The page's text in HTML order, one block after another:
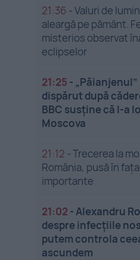
21:36 -Valuri de
aleargă pe pământ.
misterios observat
eclipselor
21:25 - „Păianjenul”
dispărut după
BBC susține că l-a
Moscova
21:12 -Trecerea la
România, pusă în
importante
21:02 -Alexandru
despre infecțiile
putem controla
ascundem